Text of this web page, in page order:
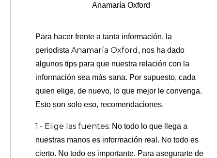
Anamaría Oxford
Para hacer frente a tanta información, la
periodistaAnamaría Oxford , nos ha dado
algunos tips para que nuestra relación con la
información sea más sana. Por supuesto, cada
quien elige, de nuevo, lo que mejor le convenga.
Esto son solo eso, recomendaciones.
1.- Elige las fuentes: No todo lo que llega a
nuestras manos es información real. No todo es
cierto. No todo es importante. Para asegurarte de